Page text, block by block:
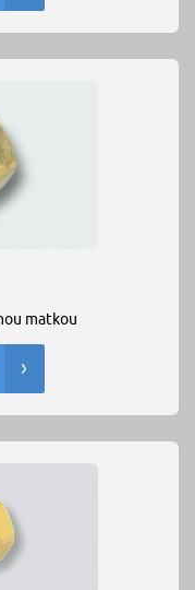
matkou